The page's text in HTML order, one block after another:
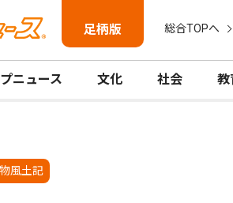
足柄版 総合TOPへ
ニュース 文化 社会 教
風土記